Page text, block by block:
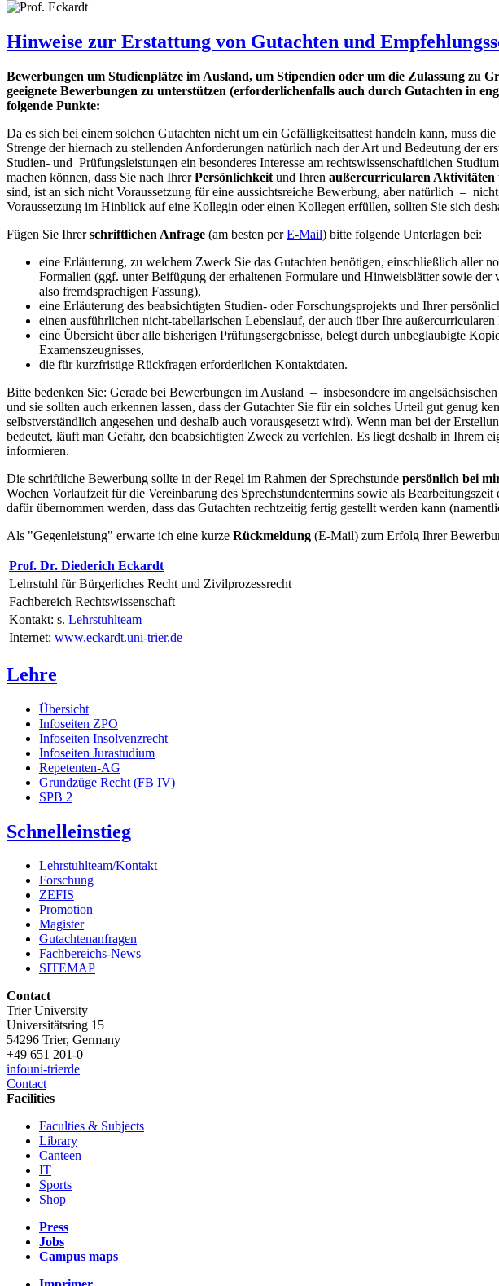
Hinweise zur Erstattung von Gutachten und
Bewerbungen um Studienplätze im Ausland, um Stipendien oder um die Zulassung zu
geeignete Bewerbungen zu unterstützen (erforderlichenfalls auch durch Gutachten in
folgende Punkte:
Da es sich bei einem solchen Gutachten nicht um ein Gefälligkeitsattest handeln kann, muss die
Strenge der hiernach zu stellenden Anforderungen natürlich nach der Art und Bedeutung der
Studien- und Prüfungsleistungen ein besonderes Interesse am rechtswissenschaftlichen
machen können, dass Sie nach IhrerPersönlichkeit und Ihren außercurricularen Aktivitäten
sind, ist an sich nicht Voraussetzung für eine aussichtsreiche Bewerbung, aber natürlich –
Voraussetzung im Hinblick auf eine Kollegin oder einen Kollegen erfüllen, sollten Sie sich
Fügen Sie Ihrerschriftlichen Anfrage (am besten perE-Mail) bitte folgende Unterlagen bei:
eine Erläuterung, zu welchem Zweck Sie das Gutachten benötigen, einschließlich aller
Formalien (ggf. unter Beifügung der erhaltenen Formulare und Hinweisblätter sowie
also fremdsprachigen Fassung),
eine Erläuterung des beabsichtigten Studien- oder Forschungsprojekts und Ihrer
einen ausführlichen nicht-tabellarischen Lebenslauf, der auch über Ihre
eine Übersicht über alle bisherigen Prüfungsergebnisse, belegt durch unbeglaubigte
Examenszeugnisses,
die für kurzfristige Rückfragen erforderlichen Kontaktdaten.
Bitte bedenken Sie: Gerade bei Bewerbungen im Ausland – insbesondere im
und sie sollten auch erkennen lassen, dass der Gutachter Sie für ein solches Urteil gut genug
selbstverständlich angesehen und deshalb auch vorausgesetzt wird). Wenn man bei der
bedeutet, läuft man Gefahr, den beabsichtigten Zweck zu verfehlen. Es liegt deshalb in Ihrem
informieren.
Die schriftliche Bewerbung sollte in der Regel im Rahmen der Sprechstunde persönlich bei
Wochen Vorlaufzeit für die Vereinbarung des Sprechstundentermins sowie als
dafür übernommen werden, dass das Gutachten rechtzeitig fertig gestellt werden kann
Als "Gegenleistung" erwarte ich eine kurze Rückmeldung (E-Mail) zum Erfolg Ihrer
Prof. Dr. Diederich Eckardt
Lehrstuhl für Bürgerliches Recht und Zivilprozessrecht
Fachbereich Rechtswissenschaft
Kontakt: s. Lehrstuhlteam
Internet: www.eckardt.uni-trier.de
Lehre
Übersicht
Infoseiten ZPO
Infoseiten Insolvenzrecht
Infoseiten Jurastudium
Repetenten-AG
Grundzüge Recht (FB IV)
SPB 2
Schnelleinstieg
Lehrstuhlteam/Kontakt
Forschung
ZEFIS
Promotion
Magister
Gutachtenanfragen
Fachbereichs-News
SITEMAP
Contact
Trier University
Universitätsring 15
54296 Trier, Germany
+49 651 201-0
infouni-trierde
Contact
Facilities
Faculties & Subjects
Library
Canteen
IT
Sports
Shop
Press
Jobs
Campus maps